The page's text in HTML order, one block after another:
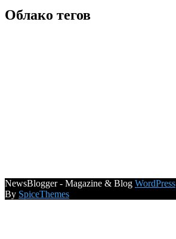
Облако тегов
NewsBlogger - Magazine & Blog WordPress
By SpiceThemes